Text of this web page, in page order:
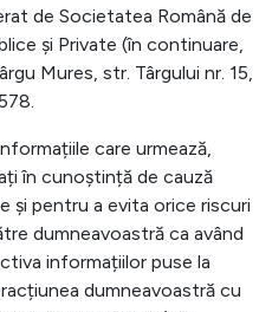
de Societatea Română de
și Private (în continuare,
Mures, str. Târgului nr. 15,
care urmează,
în cunoștință de cauză
și pentru a evita orice riscuri
dumneavoastră ca având
informațiilor puse la
dumneavoastră cu